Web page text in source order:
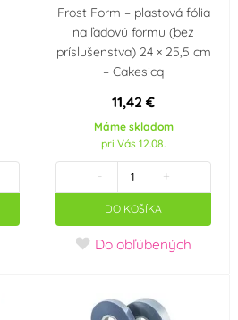
Frost Form – plastová fólia
na ľadovú formu (bez
príslušenstva) 24 × 25,5 cm
– Cakesicq
11,42 €
Máme skladom
pri Vás 12.08.
- +
DO KOŠÍKA
Do obľúbených